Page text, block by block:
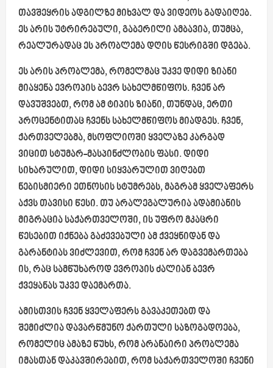
თავშეყრის ადგილზე მიხვალ და ვიდეოს გადაიღებ.
ეს არის უტრირებული, გაბერილი ამბავია, თუმცა,
რეალურადაც ეს პრობლემა დღის წესრიგში დგება.
ეს არის პრობლემა, რომელმაც უკვე დიდი ზიანი
მიაყენა ევროპის ბევრ სახელმწიფოს. ჩვენ არ
დავუშვებთ, რომ ამ ტიპის ზიანი, თუნდაც, ერთი
პროცენტითაც ჩვენს სახელმწიფოს მიადგეს. ჩვენ,
ქართველებმა, მსოფლიოში ყველაზე კარგად
ვიცით სტუმარ-მასპინძლობის ფასი. დიდი
სიხარულით, დიდი სიყვარულით ვიღებთ
ნებისმიერი ეთნოსის სტუმრებს, მაგრამ ყველაფერს
აქვს თავისი წესი. თუ არალეგალურია ადამიანის
მიგრაცია საქართველოში, ის უფრო მკაცრი
წესებით იქნება გაძევებული ამ ქვეყნიდან და
გარანტიას ვიძლევით, რომ ჩვენ არ დაგვემართება
ის, რაც სამწუხაროდ ევროპის ძალიან ბევრ
ქვეყანას უკვე დაემართა.
ამისთვის ჩვენ ყველაფერს გავაკეთებთ და
შემიძლია დავარწმუნო ქართული საზოგადოება,
რომელიც ამაზე წუხს, რომ არანაირი პრობლემა
იმასთან დაკავშირებით, რომ საქართველოში ჩვენი